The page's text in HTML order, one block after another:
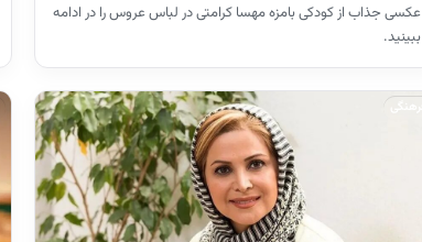
عکسی جذاب از کودکی بامزه مهسا کرامتی در لباس عروس را در ادامه
ببینید.